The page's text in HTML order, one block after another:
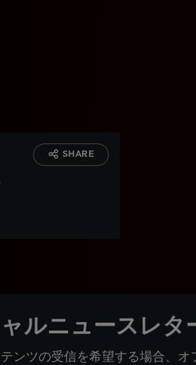
SHARE
ルニュースレタ
ンツの受信を希望する場合、